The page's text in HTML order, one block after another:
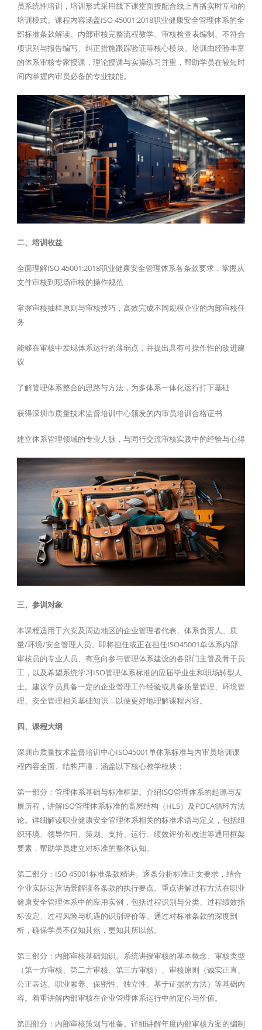
员系统性培训，培训形式采用线下课堂面授配合线上直播实时互动的
培训模式。课程内容涵盖ISO 45001:2018职业健康安全管理体系的全
部标准条款解读、内部审核完整流程教学、审核检查表编制、不符合
项识别与报告编写、纠正措施跟踪验证等核心模块。培训由经验丰富
的体系审核专家授课，理论授课与实操练习并重，帮助学员在较短时
间内掌握内审员必备的专业技能。
二、培训收益
全面理解ISO 45001:2018职业健康安全管理体系各条款要求，掌握从
文件审核到现场审核的操作规范
掌握审核抽样原则与审核技巧，高效完成不同规模企业的内部审核任
务
能够在审核中发现体系运行的薄弱点，并提出具有可操作性的改进建
议
了解管理体系整合的思路与方法，为多体系一体化运行打下基础
获得深圳市质量技术监督培训中心颁发的内审员培训合格证书
建立体系管理领域的专业人脉，与同行交流审核实践中的经验与心得
三、参训对象
本课程适用于六安及周边地区的企业管理者代表、体系负责人、质
量/环境/安全管理人员、即将担任或正在担任ISO45001单体系内部
审核员的专业人员、有意向参与管理体系建设的各部门主管及骨干员
工，以及希望系统学习ISO管理体系标准的应届毕业生和职场转型人
士。建议学员具备一定的企业管理工作经验或具备质量管理、环境管
理、安全管理相关基础知识，以便更好地理解课程内容。
四、课程大纲
深圳市质量技术监督培训中心ISO45001单体系标准与内审员培训课
程内容全面、结构严谨，涵盖以下核心教学模块：
第一部分：管理体系基础与标准框架。介绍ISO管理体系的起源与发
展历程，讲解ISO管理体系标准的高层结构（HLS）及PDCA循环方法
论。详细解读职业健康安全管理体系相关的标准术语与定义，包括组
织环境、领导作用、策划、支持、运行、绩效评价和改进等通用框架
要素，帮助学员建立对标准的整体认知。
第二部分：ISO 45001标准条款精讲。逐条分析标准正文要求，结合
企业实际运营场景解读各条款的执行要点。重点讲解过程方法在职业
健康安全管理体系中的应用实例，包括过程识别与分类、过程绩效指
标设定、过程风险与机遇的识别评价等。通过对标准条款的深度剖
析，确保学员不仅知其然，更知其所以然。
第三部分：内部审核基础知识。系统讲授审核的基本概念、审核类型
（第一方审核、第二方审核、第三方审核）、审核原则（诚实正直、
公正表达、职业素养、保密性、独立性、基于证据的方法）等基础内
容。着重讲解内部审核在企业管理体系运行中的定位与价值。
第四部分：内部审核策划与准备。详细讲解年度内部审核方案的编制